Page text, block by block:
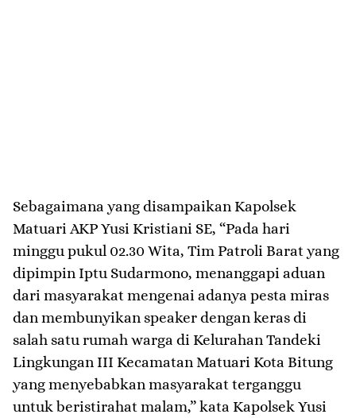
Sebagaimana yang disampaikan Kapolsek
Matuari AKP Yusi Kristiani SE, “Pada hari
minggu pukul 02.30 Wita, Tim Patroli Barat yang
dipimpin Iptu Sudarmono, menanggapi aduan
dari masyarakat mengenai adanya pesta miras
dan membunyikan speaker dengan keras di
salah satu rumah warga di Kelurahan Tandeki
Lingkungan III Kecamatan Matuari Kota Bitung
yang menyebabkan masyarakat terganggu
untuk beristirahat malam,” kata Kapolsek Yusi